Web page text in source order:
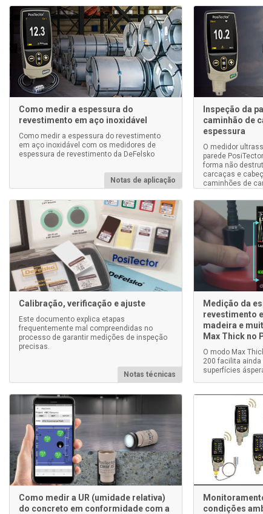
Como medir a espessura do
revestimento em aço inoxidável
Como medir a espessura do revestimento
em aço inoxidável com os medidores de
espessura de revestimento da DeFelsko
Notas de aplicação
Inspeção da
caminhão de
espessura
O medidor
parede
forma não
carcaças e
caminhões de
Calibração, verificação e ajuste
Este documento explica etapas
frequentemente mal compreendidas no
processo de garantir medições de inspeção
precisas.
Notas técnicas
Medição da
revestimento
madeira e
Max Thick no
O modo Max
200 facilita
superfícies
Como medir a UR (umidade relativa)
do concreto em conformidade com a
condições